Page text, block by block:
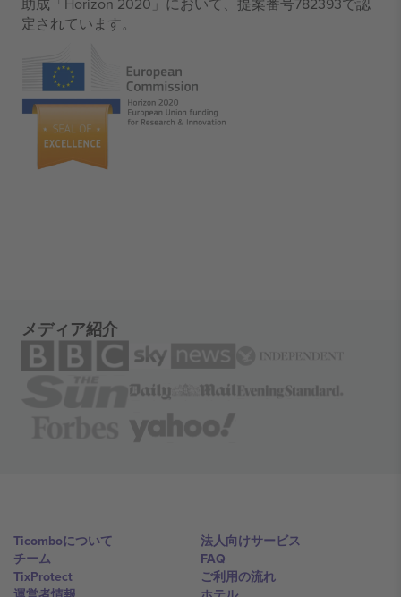
定されています。
メディア紹介
Ticomboについて
チーム
TixProtect
法人向けサービス
FAQ
ご利用の流れ